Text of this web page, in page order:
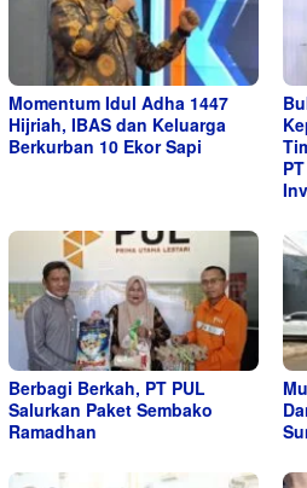
Momentum Idul Adha 1447
Hijriah, IBAS dan Keluarga
Berkurban 10 Ekor Sapi
Berbagi Berkah, PT PUL
Salurkan Paket Sembako
Ramadhan